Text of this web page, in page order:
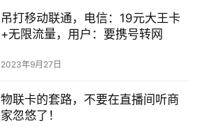
吊打移动联通，电信：19元大王卡
+无限流量，用户：要携号转网
2023年9月27日
物联卡的套路，不要在直播间听商
家忽悠了！